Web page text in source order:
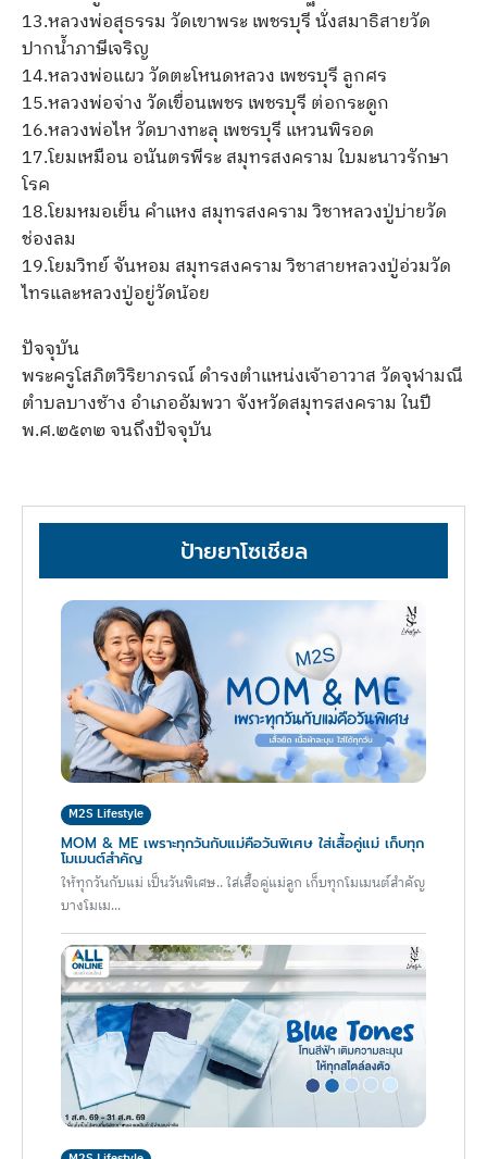
13.หลวงพ่อสุธรรม วัดเขาพระ เพชรบุรี นั่งสมาธิสายวัด
ปากน้ำภาษีเจริญ
14.หลวงพ่อแผว วัดตะโหนดหลวง เพชรบุรี ลูกศร
15.หลวงพ่อจ่าง วัดเขื่อนเพชร เพชรบุรี ต่อกระดูก
16.หลวงพ่อไห วัดบางทะลุ เพชรบุรี แหวนพิรอด
17.โยมเหมือน อนันตรพีระ สมุทรสงคราม ใบมะนาวรักษา
โรค
18.โยมหมอเย็น คำแหง สมุทรสงคราม วิชาหลวงปู่บ่ายวัด
ช่องลม
19.โยมวิทย์ จันหอม สมุทรสงคราม วิชาสายหลวงปู่อ่วมวัด
ไทรและหลวงปู่อยู่วัดน้อย
ปัจจุบัน
พระครูโสภิตวิริยาภรณ์ ดำรงตำแหน่งเจ้าอาวาส วัดจุฬามณี
ตำบลบางช้าง อำเภออัมพวา จังหวัดสมุทรสงคราม ในปี
พ.ศ.๒๕๓๒ จนถึงปัจจุบัน
ป้ายยาโซเชียล
M2S Lifestyle
MOM & ME เพราะทุกวันกับแม่คือวันพิเศษ ใส่เสื้อคู่แม่ เก็บทุก
โมเมนต์สำคัญ
ให้ทุกวันกับแม่ เป็นวันพิเศษ.. ใส่เสื้อคู่แม่ลูก เก็บทุกโมเมนต์สำคัญ
บางโมเม...